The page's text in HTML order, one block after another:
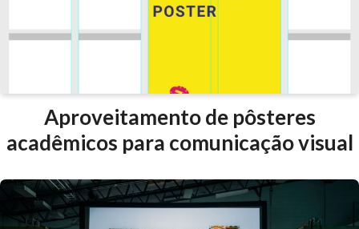
Aproveitamento de pôsteres
acadêmicos para comunicação visual